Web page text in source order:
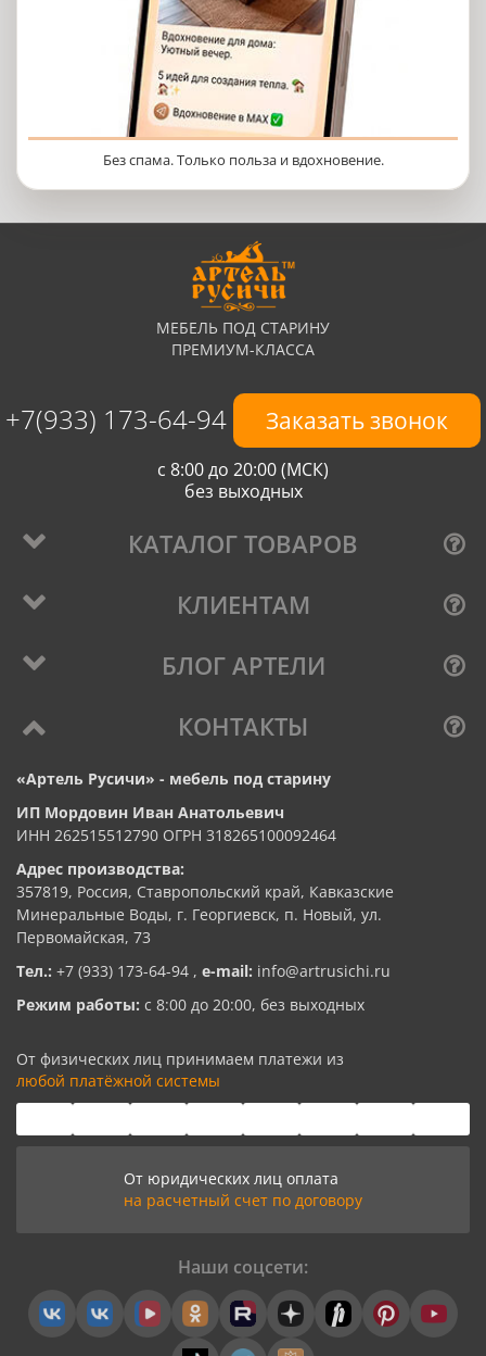
Без спама. Только польза и вдохновение.
МЕБЕЛЬ ПОД СТАРИНУ
ПРЕМИУМ-КЛАССА
+7(933) 173-64-94 Заказать звонок
с 8:00 до 20:00 (МСК)
без выходных
КАТАЛОГ ТОВАРОВ
КЛИЕНТАМ
БЛОГ АРТЕЛИ
КОНТАКТЫ
«Артель Русичи» - мебель под старину
ИП Мордовин Иван Анатольевич
ИНН 262515512790 ОГРН 318265100092464
Адрес производства:
357819, Россия, Ставропольский край, Кавказские
Минеральные Воды, г. Георгиевск, п. Новый, ул.
Первомайская, 73
Тел.: +7 (933) 173-64-94 , e-mail: info@artrusichi.ru
Режим работы: с 8:00 до 20:00, без выходных
От физических лиц принимаем платежи из
любой платёжной системы
От юридических лиц оплата
на расчетный счет по договору
Наши соцсети: